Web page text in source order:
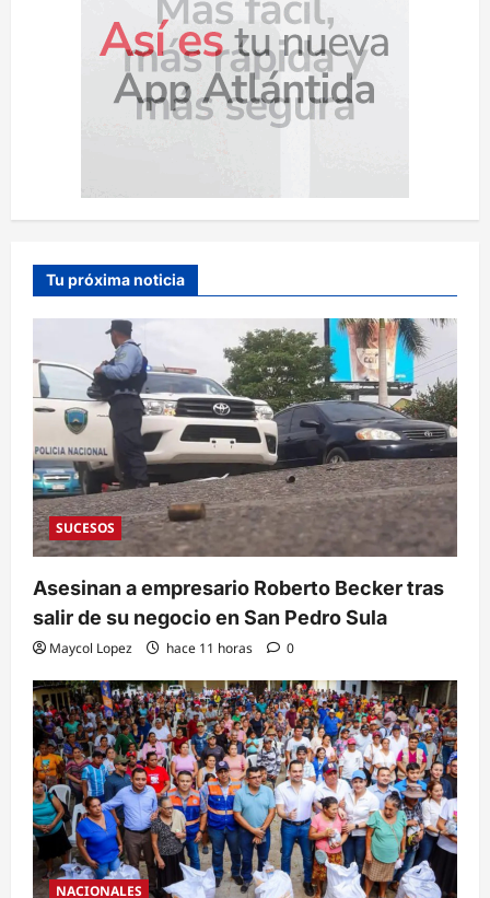
Tu próxima noticia
SUCESOS
Asesinan a empresario Roberto Becker tras
salir de su negocio en San Pedro Sula
Maycol Lopez hace 11 horas 0
NACIONALES